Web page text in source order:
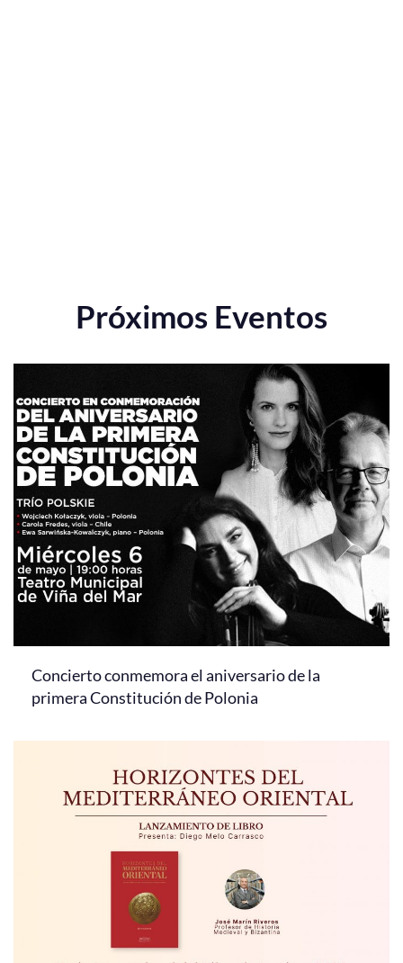
Próximos Eventos
Concierto conmemora el aniversario de la
primera Constitución de Polonia